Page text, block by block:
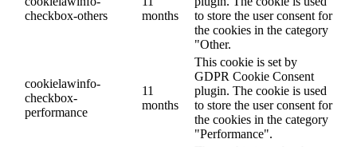
checkbox-others
months
to store the user consent for
the cookies in the category
"Other.
cookielawinfo-
checkbox-
performance
11
months
This cookie is set by
GDPR Cookie Consent
plugin. The cookie is used
to store the user consent for
the cookies in the category
"Performance".